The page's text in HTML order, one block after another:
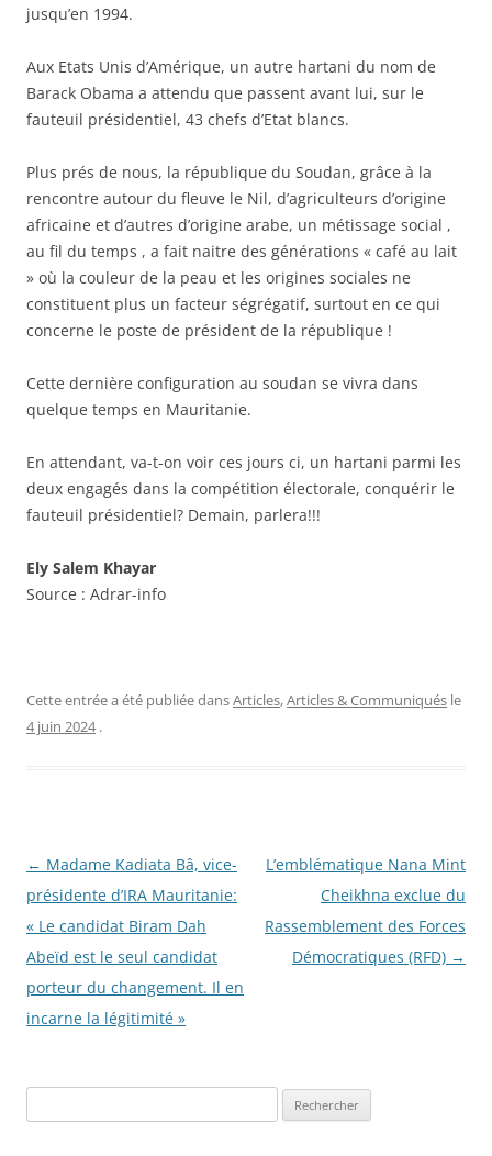
jusqu’en 1994.
Aux Etats Unis d’Amérique, un autre hartani du nom de
Barack Obama a attendu que passent avant lui, sur le
fauteuil présidentiel, 43 chefs d’Etat blancs.
Plus prés de nous, la république du Soudan, grâce à la
rencontre autour du fleuve le Nil, d’agriculteurs d’origine
africaine et d’autres d’origine arabe, un métissage social ,
au fil du temps , a fait naitre des générations « café au lait
» où la couleur de la peau et les origines sociales ne
constituent plus un facteur ségrégatif, surtout en ce qui
concerne le poste de président de la république !
Cette dernière configuration au soudan se vivra dans
quelque temps en Mauritanie.
En attendant, va-t-on voir ces jours ci, un hartani parmi les
deux engagés dans la compétition électorale, conquérir le
fauteuil présidentiel? Demain, parlera!!!
Ely Salem Khayar
Source : Adrar-info
Cette entrée a été publiée dansArticles,Articles & Communiqués le
4 juin 2024 .
Navigation
des
articles
← Madame Kadiata Bâ, vice-
présidente d’IRA Mauritanie:
« Le candidat Biram Dah
Abeïd est le seul candidat
porteur du changement. Il en
incarne la légitimité »
L’emblématique Nana Mint
Cheikhna exclue du
Rassemblement des Forces
Démocratiques (RFD) →
e